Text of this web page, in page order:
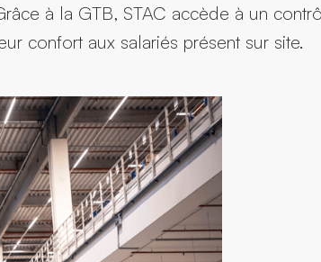
à la GTB, STAC accède à un
confort aux salariés présent sur site.